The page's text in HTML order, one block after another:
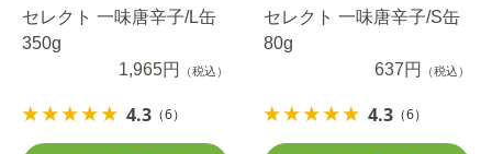
セレクト 一味唐辛子/L缶
350g
1,965円
（税込）
4.3 （6）
セレクト 一味唐辛子/S缶
80g
637円
（税込）
4.3 （6）